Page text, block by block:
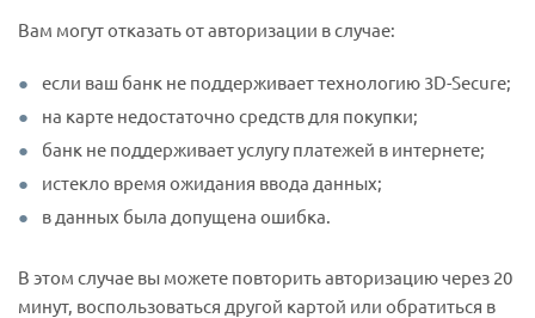
Вам могут отказать от авторизации в случае:
если ваш банк не поддерживает технологию 3D-Secure;
на карте недостаточно средств для покупки;
банк не поддерживает услугу платежей в интернете;
истекло время ожидания ввода данных;
в данных была допущена ошибка.
В этом случае вы можете повторить авторизацию через 20
минут, воспользоваться другой картой или обратиться в